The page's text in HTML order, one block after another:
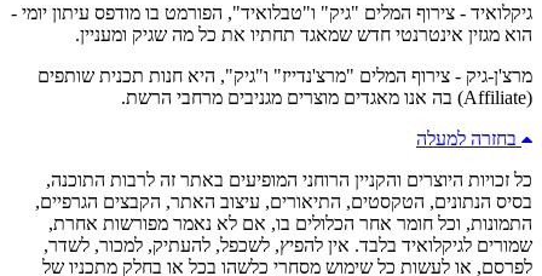
גיקלואיד - צירוף המלים "גיק" ו"טבלואיד", הפורמט בו מודפס עיתון יומי -
הוא מגזין אינטרנטי חדש שמאגד תחתיו את כל מה שגיק ומעניין.
מרצ'ן-גיק - צירוף המלים "מרצ'נדייז" ו"גיק", היא חנות תכנית שותפים
(Affiliate) בה אנו מאגדים מוצרים מגניבים מרחבי הרשת.
בחזרה למעלה
כל זכויות היוצרים והקניין הרוחני המופיעים באתר זה לרבות התוכנה,
בסיס הנתונים, הטקסטים, התיאורים, עיצוב האתר, הקבצים הגרפיים,
התמונות, וכל חומר אחר הכלולים בו, אם לא נאמר מפורשות אחרת,
שמורים לגיקלואיד בלבד. אין להפיץ, לשכפל, להעתיק, למכור, לשדר,
לפרסם, או לעשות כל שימוש מסחרי כלשהו בכל או בחלק מתכניו של